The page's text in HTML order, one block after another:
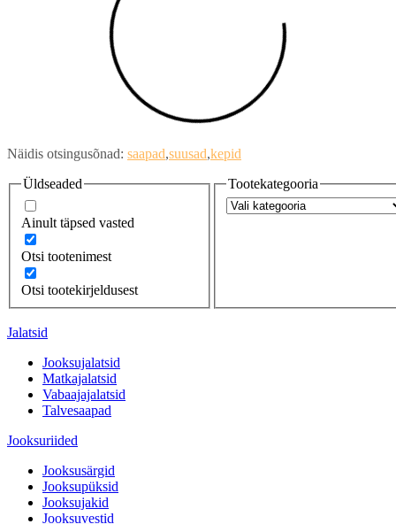
Näidis otsingusõnad: saapad suusad kepid
Üldseaded
Ainult täpsed vasted
Otsi tootenimest
Otsi tootekirjeldusest
Tootekategooria
Jalatsid
Jooksujalatsid
Matkajalatsid
Vabaajajalatsid
Talvesaapad
Jooksuriided
Jooksusärgid
Jooksupüksid
Jooksujakid
Jooksuvestid